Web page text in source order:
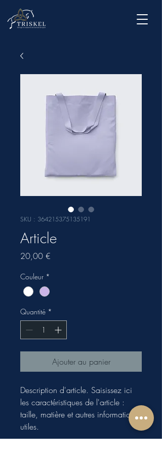
SKU : 364215375135191
Article
20,00 €
Couleur *
Quantité *
Ajouter au panier
Description d'article. Saisissez ici
les caractéristiques de l'article :
taille, matière et autres informations
utiles.